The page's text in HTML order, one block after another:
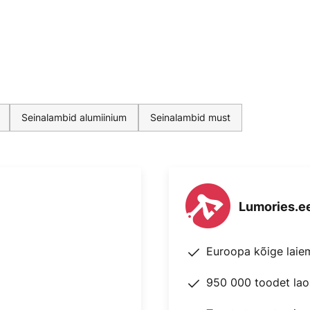
Seinalambid alumiinium Seinalambid must
Euroopa kõige
950 000 toodet